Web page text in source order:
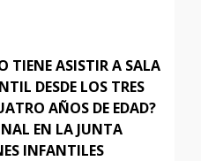
TIENE ASISTIR A SALA
DESDE LOS TRES
AÑOS DE EDAD?
EN LA JUNTA
INFANTILES